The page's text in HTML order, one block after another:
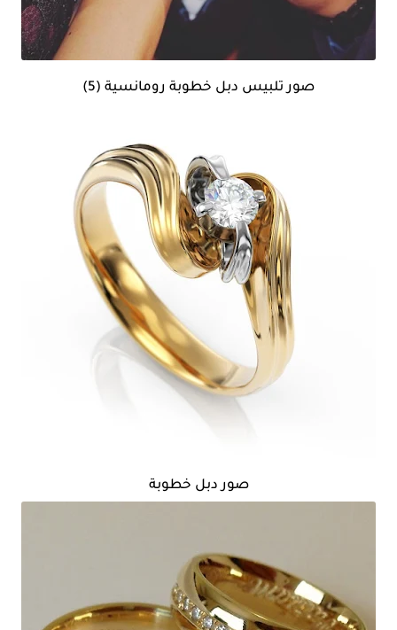
صور تلبيس دبل خطوبة رومانسية (5)
صور دبل خطوبة